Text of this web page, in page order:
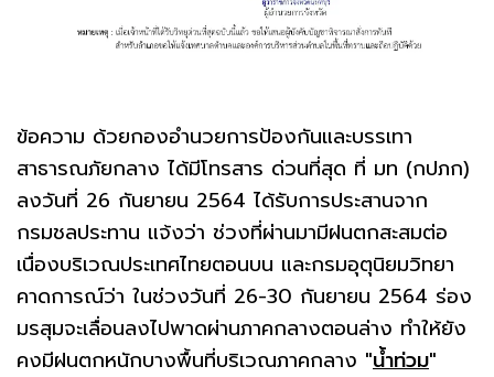
ข้อความ ด้วยกองอำนวยการป้องกันและบรรเทา
สาธารณภัยกลาง ได้มีโทรสาร ด่วนที่สุด ที่ มท (กปภก)
ลงวันที่ 26 กันยายน 2564 ได้รับการประสานจาก
กรมชลประทาน แจ้งว่า ช่วงที่ผ่านมามีฝนตกสะสมต่อ
เนื่องบริเวณประเทศไทยตอนบน และกรมอุตุนิยมวิทยา
คาดการณ์ว่า ในช่วงวันที่ 26-30 กันยายน 2564 ร่อง
มรสุมจะเลื่อนลงไปพาดผ่านภาคกลางตอนล่าง ทำให้ยัง
คงมีฝนตกหนักบางพื้นที่บริเวณภาคกลาง "น้ำท่วม"